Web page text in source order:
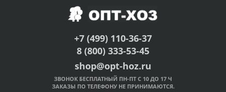
+7 (499) 110-36-37
8 (800) 333-53-45
shop@opt-hoz.ru
ЗВОНОК БЕСПЛАТНЫЙ ПН-ПТ С 10 ДО 17 Ч
ЗАКАЗЫ ПО ТЕЛЕФОНУ НЕ ПРИНИМАЮТСЯ.